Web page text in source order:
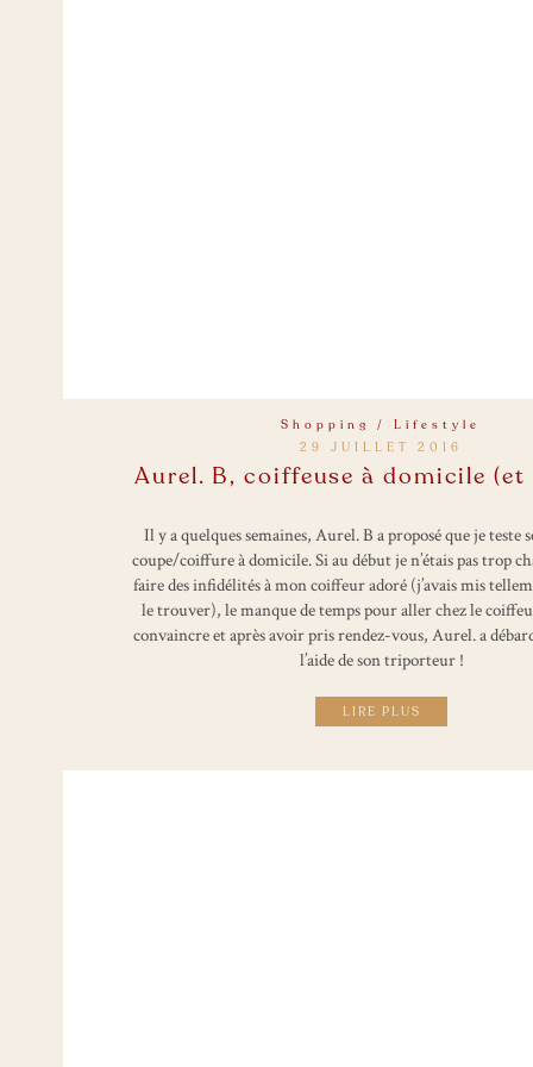
LIRE PLUS
Il y a quelques semaines, Aurel. B a proposé que je teste
coupe/coiffure à domicile. Si au début je n’étais pas trop
faire des infidélités à mon coiffeur adoré (j’avais mis
le trouver), le manque de temps pour aller chez le
convaincre et après avoir pris rendez-vous, Aurel. a
l’aide de son triporteur !
29 JUILLET 2016
Aurel. B, coiffeuse à domicile (et
Shopping / Lifestyle